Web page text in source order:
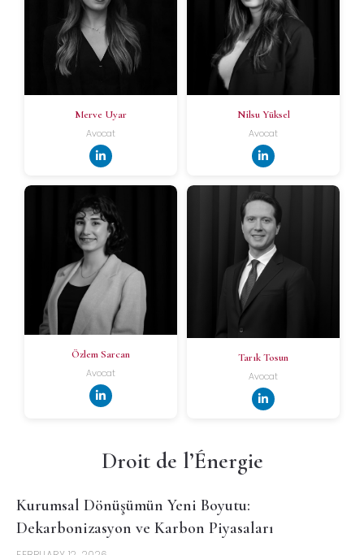
Merve Uyar
Avocat
Nilsu Yüksel
Avocat
Özlem Sarcan
Avocat
Tarık Tosun
Avocat
Droit de l’Énergie
Kurumsal Dönüşümün Yeni Boyutu:
Dekarbonizasyon ve Karbon Piyasaları